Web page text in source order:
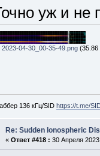
уж и не
2023-04-30_00-35-49.png(35.86
136 кГц/SID https://t.me/
Re: Sudden Ionospheric
« Ответ #418 : 30 Апреля